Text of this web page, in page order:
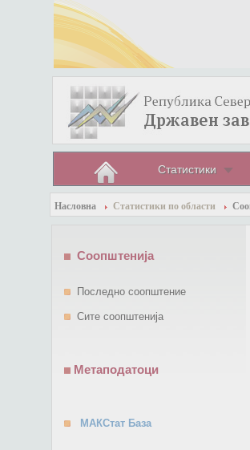
Статистики
Насловна Статистики по области
Соопштенија
Последно соопштение
Сите соопштенија
Метаподатоци
МАКСтат База